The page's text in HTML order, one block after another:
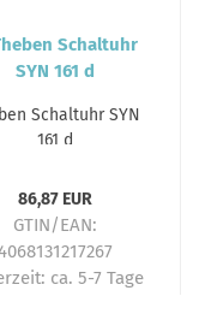
Schaltuhr SYN
161 d
86,87 EUR
GTIN/EAN:
ca. 5-7 Tage